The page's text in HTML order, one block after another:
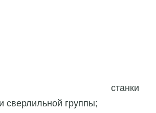
станки
сверлильной группы;